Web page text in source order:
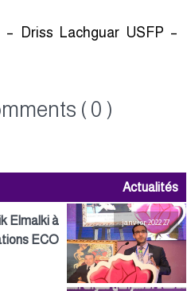
– Driss Lachguar USFP –
( 0 )
Actualités
27 janvier 2022
Elmalki à
ECO